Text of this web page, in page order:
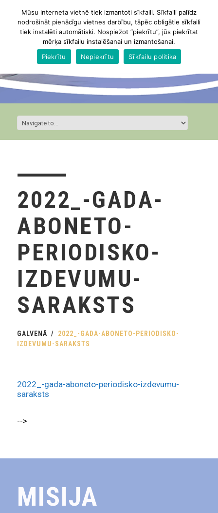
2022_-GADA-
ABONETO-
PERIODISKO-
IZDEVUMU-
SARAKSTS
GALVENĀ
2022_-GADA-ABONETO-PERIODISKO-
IZDEVUMU-SARAKSTS
2022_-gada-aboneto-periodisko-izdevumu-
saraksts
-->
MISIJA
Mūsu interneta vietnē tiek izmantoti sīkfaili. Sīkfaili palīdz
nodrošināt pienācīgu vietnes darbību, tāpēc obligātie sīkfaili
tiek instalēti automātiski. Nospiežot “piekrītu”, jūs piekrītat
mērķa sīkfailu instalēšanai un izmantošanai.
Piekrītu
Nepiekrītu Sīkfailu politika